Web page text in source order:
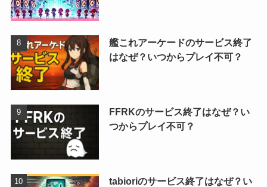
艦これアーケードのサービス終了
はなぜ？いつからプレイ不可？
FFRKのサービス終了はなぜ？い
つからプレイ不可？
tabioriのサービス終了はなぜ？い